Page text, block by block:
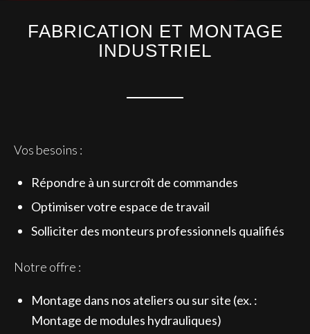
FABRICATION ET MONTAGE
INDUSTRIEL
Vos besoins :
Répondre à un surcroît de commandes
Optimiser votre espace de travail
Solliciter des monteurs professionnels qualifiés
Notre offre :
Montage dans nos ateliers ou sur site (ex. :
Montage de modules hydrauliques)